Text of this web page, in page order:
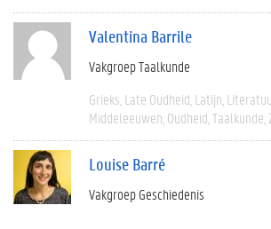
Valentina Barrile
Vakgroep Taalkunde
Grieks Late Oudheid Latijn
Middeleeuwen Oudheid Taalkunde
Louise Barré
Vakgroep Geschiedenis